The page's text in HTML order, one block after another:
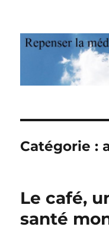
Repenser
Catégorie :
Le café,
santé